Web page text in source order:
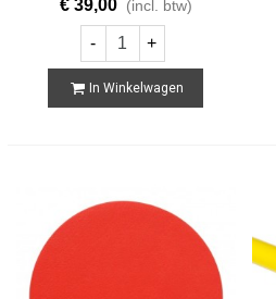
€ 39,00 (incl. btw)
- +
In Winkelwagen